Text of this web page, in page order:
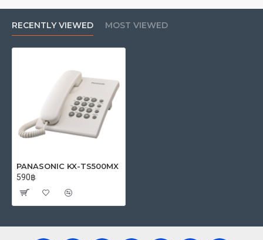
RECENTLY VIEWED MOST VIEWED
PANASONIC KX-TS500MX
590฿